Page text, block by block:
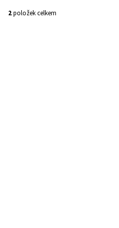
2položek celkem